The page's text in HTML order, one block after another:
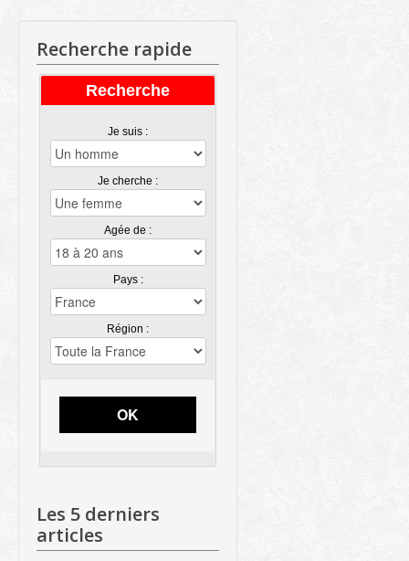
Recherche rapide
Recherche
Je suis :
Je cherche :
Agée de :
Pays :
Région :
OK
Les 5 derniers
articles